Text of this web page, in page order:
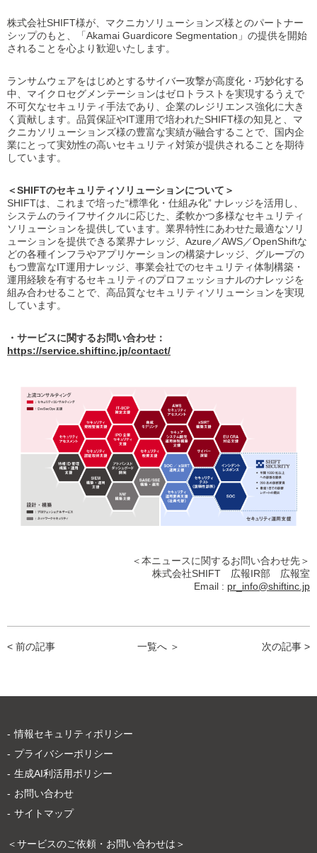
株式会社SHIFT様が、マクニカソリューションズ様とのパートナー
シップのもと、「Akamai Guardicore Segmentation」の提供を開始
されることを心より歓迎いたします。
ランサムウェアをはじめとするサイバー攻撃が高度化・巧妙化する
中、マイクロセグメンテーションはゼロトラストを実現するうえで
不可欠なセキュリティ手法であり、企業のレジリエンス強化に大き
く貢献します。品質保証やIT運用で培われたSHIFT様の知見と、マ
クニカソリューションズ様の豊富な実績が融合することで、国内企
業にとって実効性の高いセキュリティ対策が提供されることを期待
しています。
＜SHIFTのセキュリティソリューションについて＞
SHIFTは、これまで培った“標準化・仕組み化” ナレッジを活用し、
システムのライフサイクルに応じた、柔軟かつ多様なセキュリティ
ソリューションを提供しています。業界特性にあわせた最適なソリ
ューションを提供できる業界ナレッジ、Azure／AWS／OpenShiftな
どの各種インフラやアプリケーションの構築ナレッジ、グループの
もつ豊富なIT運用ナレッジ、事業会社でのセキュリティ体制構築・
運用経験を有するセキュリティのプロフェッショナルのナレッジを
組み合わせることで、高品質なセキュリティソリューションを実現
しています。
・サービスに関するお問い合わせ：
https://service.shiftinc.jp/contact/
＜本ニュースに関するお問い合わせ先＞
株式会社SHIFT 広報IR部 広報室
Email : pr_info@shiftinc.jp
< 前の記事 一覧へ ＞ 次の記事 >
情報セキュリティポリシー
プライバシーポリシー
生成AI利活用ポリシー
お問い合わせ
サイトマップ
＜サービスのご依頼・お問い合わせは＞